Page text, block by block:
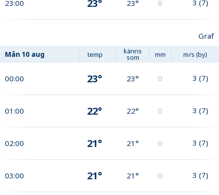
23:00 23° 23° 0 3 (7)
Graf
Mån 10 aug temp känns
som mm m/s (by)
00:00 23° 23° 0 3 (7)
01:00 22° 22° 0 3 (7)
02:00 21° 21° 0 3 (7)
03:00 21° 21° 0 3 (7)